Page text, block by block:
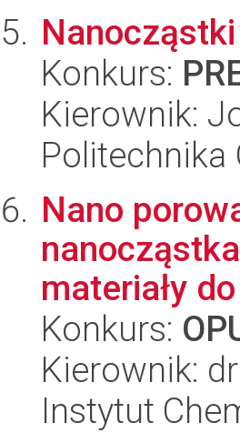
Konkurs:
Kierownik:
Politechnika
Nano
materiały
Konkurs:
Kierownik:
Instytut